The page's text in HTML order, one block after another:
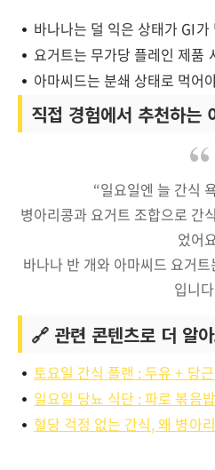
바나나는 덜 익은 상태가 GI
요거트는 무가당 플레인 제품
아마씨드는 분쇄 상태로 먹어
직접 경험에서 추천하는
“일요일엔 늘 간식
병아리콩과 요거트 조합으로 간
었어
바나나 반 개와 아마씨드 요거
입니
🔗 관련 콘텐츠로 더 알
토요일 간식 플랜 : 두유 + 당
일요일 당뇨 식단 : 파로 볶음
혈당 걱정 없는 간식, 왜 병아